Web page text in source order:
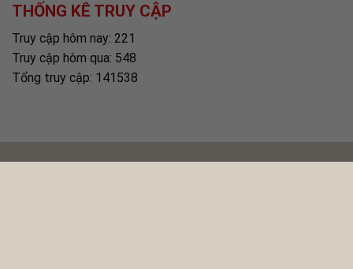
THỐNG KÊ TRUY CẬP
Truy cập hôm nay: 221
Truy cập hôm qua: 548
Tổng truy cập: 141538